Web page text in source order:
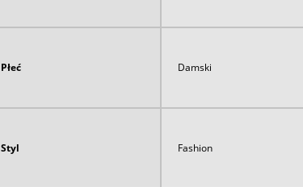
Płeć Damski
Styl Fashion